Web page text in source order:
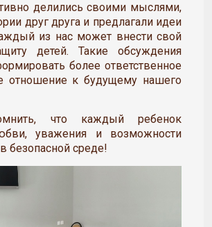
делились своими мыслями,
друг друга и предлагали идеи
из нас может внести свой
детей. Такие обсуждения
более ответственное
отношение к будущему нашего
что каждый ребенок
уважения и возможности
безопасной среде!